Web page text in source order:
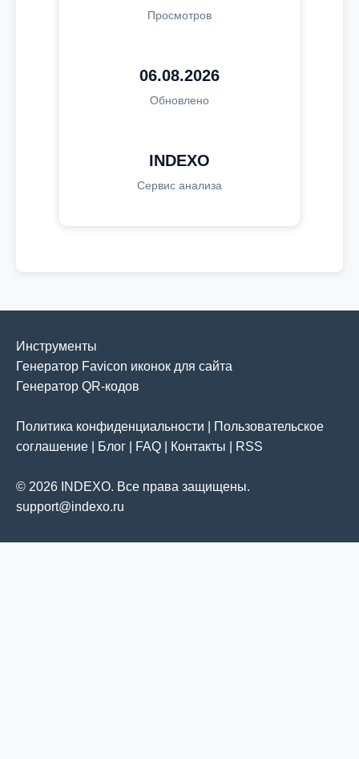
Просмотров
06.08.2026
Обновлено
INDEXO
Сервис анализа
Инструменты
Генератор Favicon иконок для сайта
Генератор QR-кодов
Политика конфиденциальности
Пользовательское
соглашение
Блог FAQ Контакты RSS
© 2026 INDEXO. Все права защищены.
support@indexo.ru